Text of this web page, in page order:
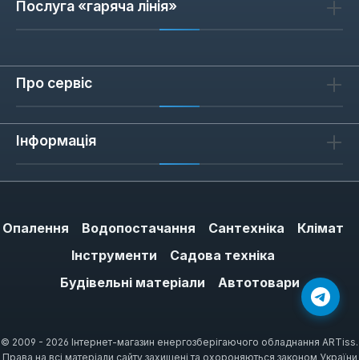
Послуга «гаряча лінія»
Про сервіс
Інформація
Опалення Водопостачання Сантехніка
Клімат
Інструменти
Садова техніка
Будівельні матеріали
Автотовари
© 2009 - 2026 Інтернет-магазин енергозберігаючого обладнання ARTiss.
Права на всі матеріали сайту захищені та охороняються законом України